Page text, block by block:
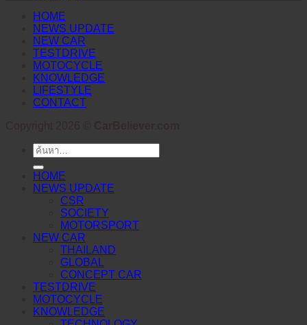
HOME
NEWS UPDATE
NEW CAR
TESTDRIVE
MOTOCYCLE
KNOWLEDGE
LIFESTYLE
CONTACT
ค้นหา:
HOME
NEWS UPDATE
CSR
SOCIETY
MOTORSPORT
NEW CAR
THAILAND
GLOBAL
CONCEPT CAR
TESTDRIVE
MOTOCYCLE
KNOWLEDGE